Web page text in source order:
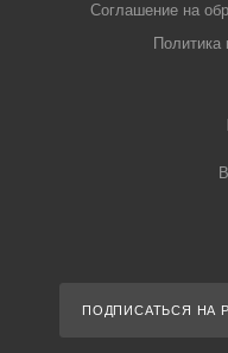
Соглашение на
Политика
ПОДПИСАТЬСЯ НА